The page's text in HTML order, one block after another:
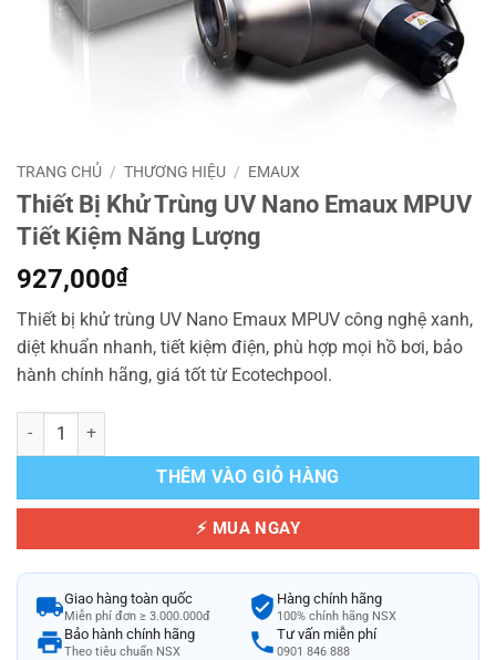
TRANG CHỦ / THƯƠNG HIỆU / EMAUX
Thiết Bị Khử Trùng UV Nano Emaux MPUV
Tiết Kiệm Năng Lượng
927,000₫
Thiết bị khử trùng UV Nano Emaux MPUV công nghệ xanh,
diệt khuẩn nhanh, tiết kiệm điện, phù hợp mọi hồ bơi, bảo
hành chính hãng, giá tốt từ Ecotechpool.
Thiết Bị Khử Trùng UV Nano Emaux MPUV Tiết Kiệm Năng Lượng
THÊM VÀO GIỎ HÀNG
⚡ MUA NGAY
Giao hàng toàn quốc
Miễn phí đơn ≥ 3.000.000đ
Hàng chính hãng
100% chính hãng NSX
Bảo hành chính hãng
Theo tiêu chuẩn NSX
Tư vấn miễn phí
0901 846 888